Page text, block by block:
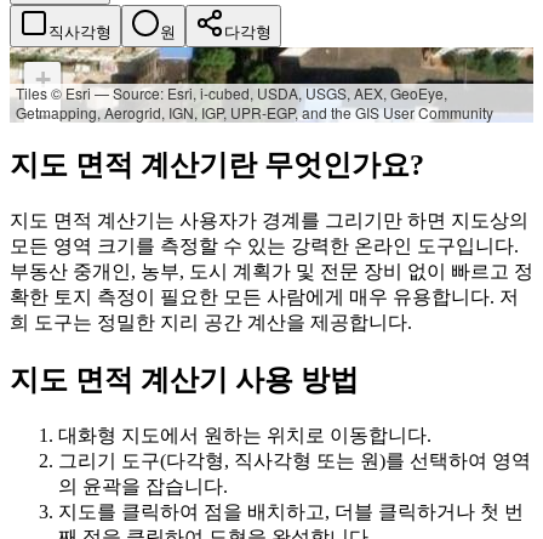
직사각형 원 다각형
+
−
Tiles © Esri — Source: Esri, i-cubed, USDA, USGS, AEX, GeoEye,
Getmapping, Aerogrid, IGN, IGP, UPR-EGP, and the GIS User Community
지도 면적 계산기란 무엇인가요?
지도 면적 계산기는 사용자가 경계를 그리기만 하면 지도상의
모든 영역 크기를 측정할 수 있는 강력한 온라인 도구입니다.
부동산 중개인, 농부, 도시 계획가 및 전문 장비 없이 빠르고 정
확한 토지 측정이 필요한 모든 사람에게 매우 유용합니다. 저
희 도구는 정밀한 지리 공간 계산을 제공합니다.
지도 면적 계산기 사용 방법
대화형 지도에서 원하는 위치로 이동합니다.
그리기 도구(다각형, 직사각형 또는 원)를 선택하여 영역
의 윤곽을 잡습니다.
지도를 클릭하여 점을 배치하고, 더블 클릭하거나 첫 번